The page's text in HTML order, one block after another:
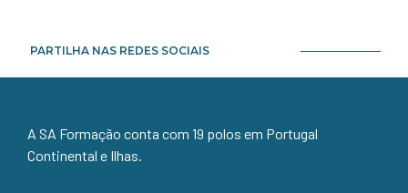
PARTILHA NAS REDES SOCIAIS
A SA Formação conta com 19 polos em Portugal
Continental e Ilhas.